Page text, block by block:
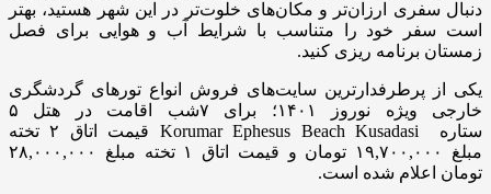
دنبال سفری ارزان‌تر و مکان‌های خلوت‌تر در این شهر هستید، بهتر
است سفر خود را متناسب با شرایط آب و هوایی برای فصل
زمستان برنامه ریزی کنید.
یکی از پرطرفدارترین سایت‌های فروش انواع تورهای گردشگری
خارجی ویژه نوروز ۱۴۰۱؛ برای ۷شب اقامت در هتل ۵
ستاره Korumar Ephesus Beach Kusadasi قیمت اتاق ۲ تخته
مبلغ ۱۹,۷۰۰,۰۰۰ تومان و قیمت اتاق ۱ تخته مبلغ ۲۸,۰۰۰,۰۰۰
تومان اعلام شده است.